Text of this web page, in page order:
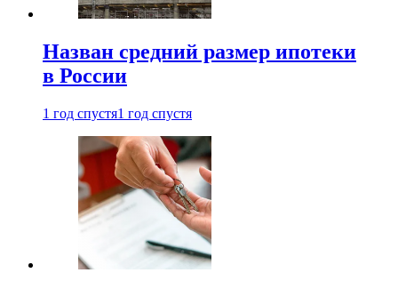
Назван средний размер ипотеки
в России
1 год спустя1 год спустя